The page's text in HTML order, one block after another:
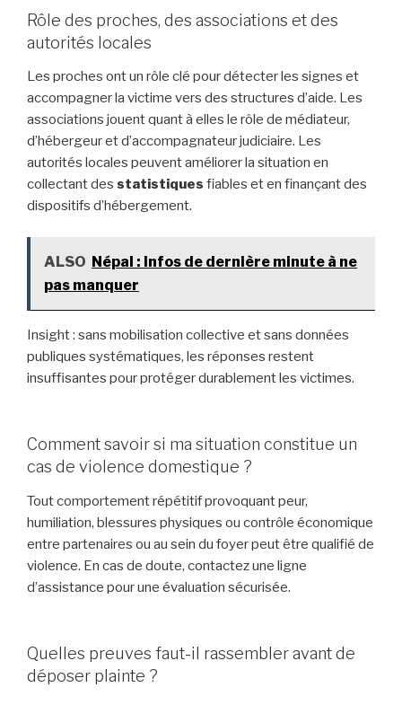
Rôle des proches, des associations et des
autorités locales
Les proches ont un rôle clé pour détecter les signes et
accompagner la victime vers des structures d’aide. Les
associations jouent quant à elles le rôle de médiateur,
d’hébergeur et d’accompagnateur judiciaire. Les
autorités locales peuvent améliorer la situation en
collectant des statistiques fiables et en finançant des
dispositifs d’hébergement.
ALSO Népal : Infos de dernière minute à ne
pas manquer
Insight : sans mobilisation collective et sans données
publiques systématiques, les réponses restent
insuffisantes pour protéger durablement les victimes.
Comment savoir si ma situation constitue un
cas de violence domestique ?
Tout comportement répétitif provoquant peur,
humiliation, blessures physiques ou contrôle économique
entre partenaires ou au sein du foyer peut être qualifié de
violence. En cas de doute, contactez une ligne
d’assistance pour une évaluation sécurisée.
Quelles preuves faut-il rassembler avant de
déposer plainte ?